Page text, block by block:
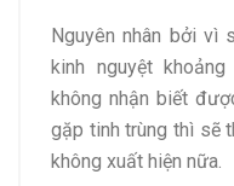
Nguyên nhân bởi vì
kinh nguyệt
không nhận biết
gặp tinh trùng thì sẽ
không xuất hiện nữa.